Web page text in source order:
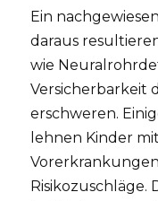
Ein
daraus
wie
Versicherbarkeit
erschweren.
lehnen Kinder
Risikozuschläge.